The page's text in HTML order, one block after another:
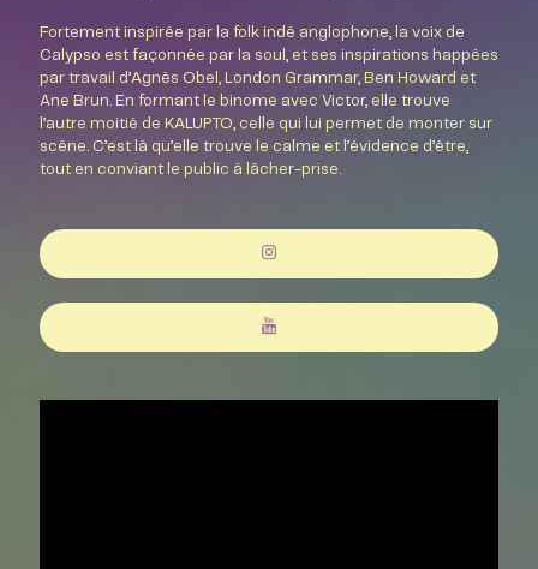
Fortement inspirée par la folk indé anglophone, la voix de
Calypso est façonnée par la soul, et ses inspirations happées
par travail d’Agnès Obel, London Grammar, Ben Howard et
Ane Brun. En formant le binome avec Victor, elle trouve
l’autre moitié de KALUPTO, celle qui lui permet de monter sur
scène. C’est là qu’elle trouve le calme et l’évidence d’être,
tout en conviant le public à lâcher-prise.